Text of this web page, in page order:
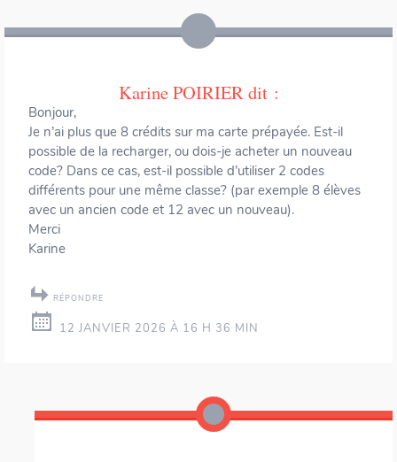
Karine POIRIERdit :
Bonjour,
Je n’ai plus que 8 crédits sur ma carte prépayée. Est-il
possible de la recharger, ou dois-je acheter un nouveau
code? Dans ce cas, est-il possible d’utiliser 2 codes
différents pour une même classe? (par exemple 8 élèves
avec un ancien code et 12 avec un nouveau).
Merci
Karine
RÉPONDRE
12 JANVIER 2026 À 16 H 36 MIN